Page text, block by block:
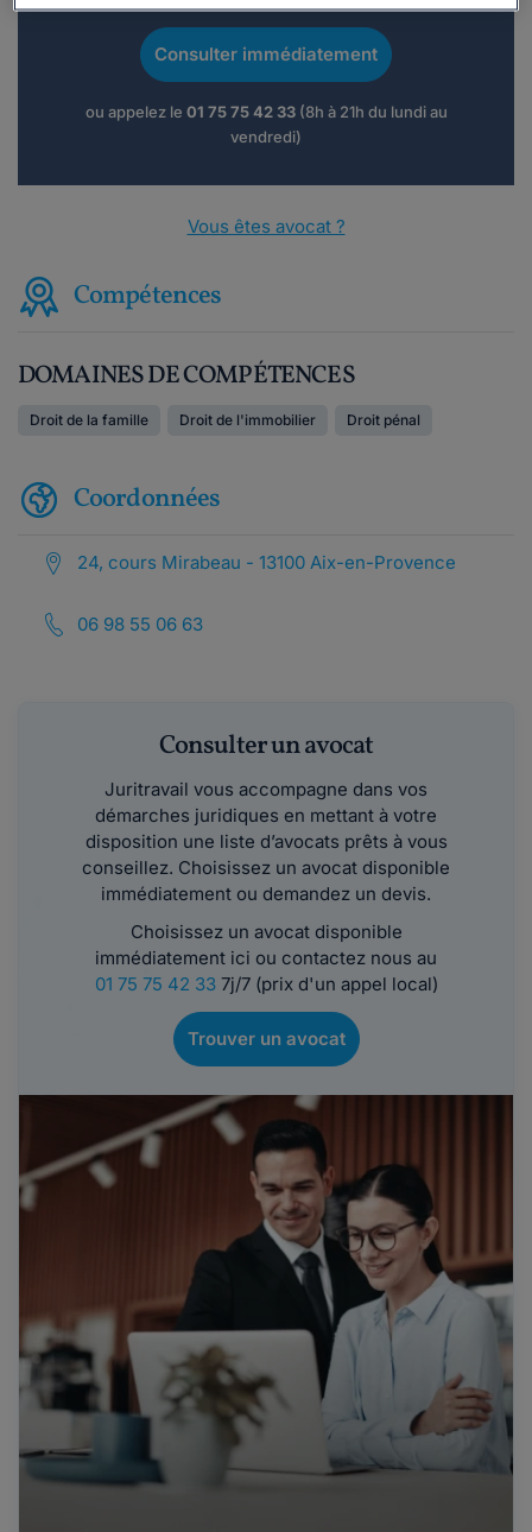
Consulter immédiatement
ou appelez le 01 75 75 42 33(8h à 21h du lundi au
vendredi)
Vous êtes avocat ?
Compétences
DOMAINES DE COMPÉTENCES
Droit de la famille Droit de l'immobilier Droit pénal
Coordonnées
24, cours Mirabeau - 13100 Aix-en-Provence
06 98 55 06 63
Consulter un avocat
Juritravail vous accompagne dans vos
démarches juridiques en mettant à votre
disposition une liste d’avocats prêts à vous
conseillez. Choisissez un avocat disponible
immédiatement ou demandez un devis.
Choisissez un avocat disponible
immédiatement ici ou contactez nous au
01 75 75 42 337j/7 (prix d'un appel local)
Trouver un avocat